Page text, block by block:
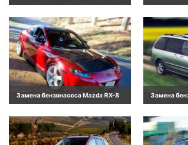
Замена бензонасоса Mazda RX-8 Замена